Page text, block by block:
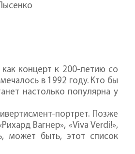
концерт к 200-летию со
в 1992 году. Кто бы
настолько популярна у
портрет. Позже
Вагнер», «Viva Verdi!»,
может быть, этот список